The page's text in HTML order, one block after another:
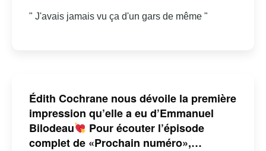
" J'avais jamais vu ça d'un gars de même "
Édith Cochrane nous dévoile la première
impression qu’elle a eu d’Emmanuel
Bilodeau
Pour écouter l’épisode
complet de «Prochain numéro»,…